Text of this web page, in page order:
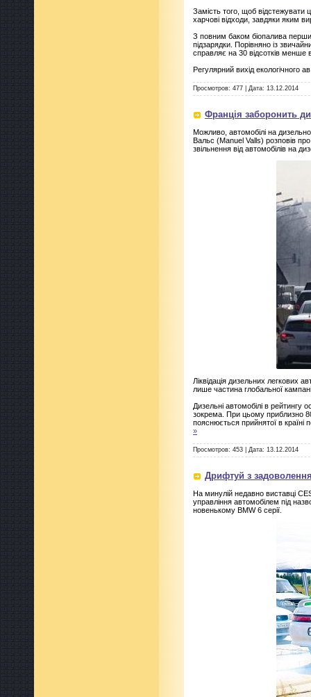
Замість того, щоб відстежувати
харчові відходи, завдяки яким
З повним баком біопалива
підзарядки. Порівняно із
справляє на 30 відсотків менше
Регулярний вихід екологічного
Просмотров: 477 Дата: 13.12.2014
Франція заборонить
Можливо, автомобілі на
Вальс (Manuel Valls) розповів про
звільнення від автомобілів на
Ліквідація дизельних легкових
лише частина глобальної
Дизельні автомобілі в рейтингу
зокрема. При цьому приблизно
пояснюється прийнятої в країні
»
Просмотров: 453 Дата: 13.12.2014
Дрифтуй з
На минулій недавно виставці
управління автомобілем під
новенькому BMW 6 серії.